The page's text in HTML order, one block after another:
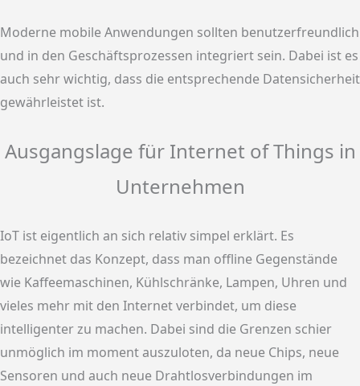
Moderne mobile Anwendungen sollten benutzerfreundlich
und in den Geschäftsprozessen integriert sein. Dabei ist es
auch sehr wichtig, dass die entsprechende Datensicherheit
gewährleistet ist.
Ausgangslage für Internet of Things in
Unternehmen
IoT ist eigentlich an sich relativ simpel erklärt. Es
bezeichnet das Konzept, dass man offline Gegenstände
wie Kaffeemaschinen, Kühlschränke, Lampen, Uhren und
vieles mehr mit den Internet verbindet, um diese
intelligenter zu machen. Dabei sind die Grenzen schier
unmöglich im moment auszuloten, da neue Chips, neue
Sensoren und auch neue Drahtlosverbindungen im